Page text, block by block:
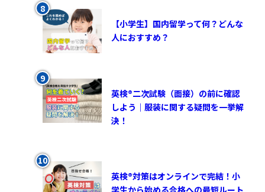
【小学生】国内留学って何？どんな
人におすすめ？
英検®︎二次試験（面接）の前に確認
しよう｜服装に関する疑問を一挙解
決！
英検®対策はオンラインで完結！小
学生から始める合格への最短ルート